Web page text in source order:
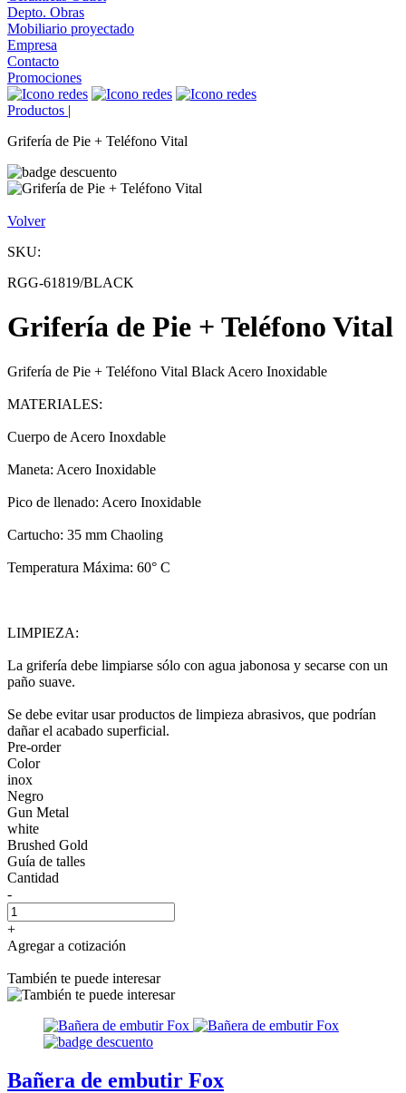
Depto. Obras
Mobiliario proyectado
Empresa
Contacto
Promociones
Productos |
Grifería de Pie + Teléfono Vital
Volver
SKU:
RGG-61819/BLACK
Grifería de Pie + Teléfono Vital
Grifería de Pie + Teléfono Vital Black Acero Inoxidable
MATERIALES:
Cuerpo de Acero Inoxdable
Maneta: Acero Inoxidable
Pico de llenado: Acero Inoxidable
Cartucho: 35 mm Chaoling
Temperatura Máxima: 60° C
LIMPIEZA:
La grifería debe limpiarse sólo con agua jabonosa y secarse con un
paño suave.
Se debe evitar usar productos de limpieza abrasivos, que podrían
dañar el acabado superficial.
Pre-order
Color
inox
Negro
Gun Metal
white
Brushed Gold
Guía de talles
Cantidad
-
+
Agregar a cotización
También te puede interesar
Bañera de embutir Fox